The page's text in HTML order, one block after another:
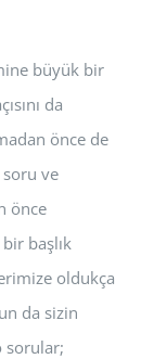
büyük bir
da
önce de
soru ve
önce
başlık
oldukça
da sizin
sorular;